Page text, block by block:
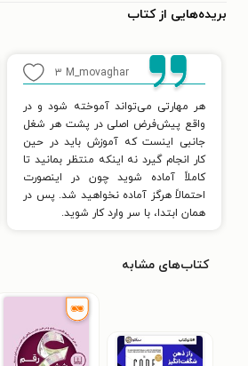
بریده‌هایی از کتاب
M_movaghar ۳
هر مهارتی می‌تواند آموخته شود و در
واقع پیش‌فرض اصلی در پشت هر شغل
جانبی اینست که آموزش باید در حین
کار انجام گیرد نه اینکه منتظر بمانید تا
کاملاً آماده شوید چون در اینصورت
احتمالاً هرگز آماده نخواهید شد. پس در
همان ابتدا، با سر وارد کار شوید.
کتاب‌های مشابه